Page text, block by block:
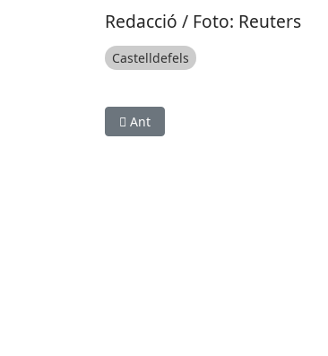
Redacció / Foto: Reuters
Castelldefels
Article anterior: ESPORTS
Ant